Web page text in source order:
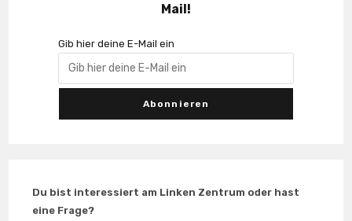
Mail!
Gib hier deine E-Mail ein
Du bist interessiert am Linken Zentrum oder hast
eine Frage?